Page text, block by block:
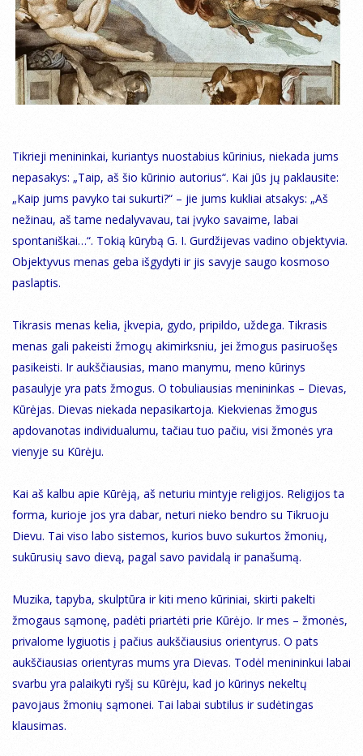
Tikrieji menininkai, kuriantys nuostabius kūrinius, niekada jums
nepasakys: „Taip, aš šio kūrinio autorius“. Kai jūs jų paklausite:
„Kaip jums pavyko tai sukurti?“ – jie jums kukliai atsakys: „Aš
nežinau, aš tame nedalyvavau, tai įvyko savaime, labai
spontaniškai…“. Tokią kūrybą G. I. Gurdžijevas vadino objektyvia.
Objektyvus menas geba išgydyti ir jis savyje saugo kosmoso
paslaptis.
Tikrasis menas kelia, įkvepia, gydo, pripildo, uždega. Tikrasis
menas gali pakeisti žmogų akimirksniu, jei žmogus pasiruošęs
pasikeisti. Ir aukščiausias, mano manymu, meno kūrinys
pasaulyje yra pats žmogus. O tobuliausias menininkas – Dievas,
Kūrėjas. Dievas niekada nepasikartoja. Kiekvienas žmogus
apdovanotas individualumu, tačiau tuo pačiu, visi žmonės yra
vienyje su Kūrėju.
Kai aš kalbu apie Kūrėją, aš neturiu mintyje religijos. Religijos ta
forma, kurioje jos yra dabar, neturi nieko bendro su Tikruoju
Dievu. Tai viso labo sistemos, kurios buvo sukurtos žmonių,
sukūrusių savo dievą, pagal savo pavidalą ir panašumą.
Muzika, tapyba, skulptūra ir kiti meno kūriniai, skirti pakelti
žmogaus sąmonę, padėti priartėti prie Kūrėjo. Ir mes – žmonės,
privalome lygiuotis į pačius aukščiausius orientyrus. O pats
aukščiausias orientyras mums yra Dievas. Todėl menininkui labai
svarbu yra palaikyti ryšį su Kūrėju, kad jo kūrinys nekeltų
pavojaus žmonių sąmonei. Tai labai subtilus ir sudėtingas
klausimas.